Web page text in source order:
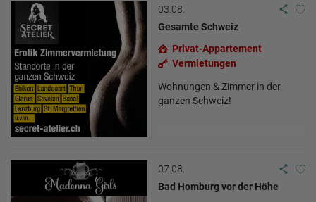
Webseite)
Welche Dateien wurden heruntergeladen?
Welche Videos angeschaut?
Wurden Werbebanner angeklickt?
Wohin ging der Besucher? Klickte er auf weitere Seiten des
Portals oder hat er sie komplett verlassen?
Wie lange blieb der Besucher?
Ort der Verarbeitung:
Europäische Union & USA
03.08.
Gesamte Schweiz
Privat-Appartement
Vermietungen
Wohnungen & Zimmer in der
ganzen Schweiz!
07.08.
Bad Homburg vor der Höhe